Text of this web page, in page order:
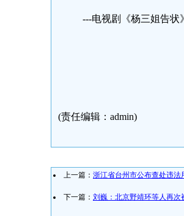
---电视剧《杨三姐
(责任编辑：admin)
上一篇： 浙江省台州市公布查处违法
下一篇： 刘巍：北京野靖环等人再次